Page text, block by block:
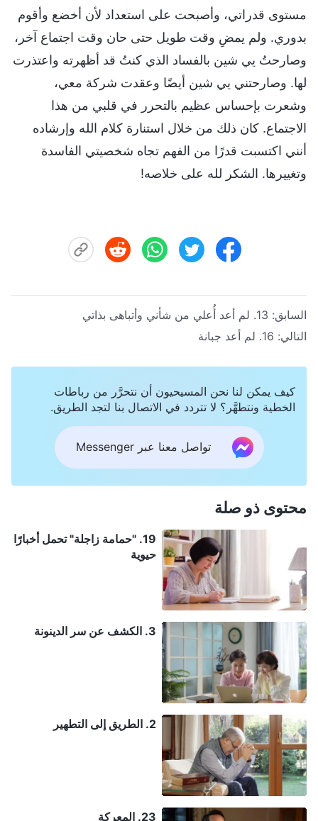
مستوى قدراتي، وأصبحت على استعداد لأن أخضع وأقوم
بدوري. ولم يمضِ وقت طويل حتى حان وقت اجتماع آخر،
وصارحتُ يي شين بالفساد الذي كنتُ قد أظهرته واعتذرت
لها. وصارحتني يي شين أيضًا وعقدت شركة معي،
وشعرت بإحساس عظيم بالتحرر في قلبي من هذا
الاجتماع. كان ذلك من خلال استنارة كلام الله وإرشاده
أنني اكتسبت قدرًا من الفهم تجاه شخصيتي الفاسدة
وتغييرها. الشكر لله على خلاصه!
السابق: 13. لم أعد أُعلي من شأني وأتباهى بذاتي
التالي: 16. لم أعد جبانة
كيف يمكن لنا نحن المسيحيون أن نتحرَّر من رباطات
الخطية ونتطهَّر؟ لا تتردد في الاتصال بنا لتجد الطريق.
تواصل معنا عبر Messenger
محتوى ذو صلة
19. "حمامة زاجلة" تحمل أخبارًا
حيوية
3. الكشف عن سر الدينونة
2. الطريق إلى التطهير
23. المعركة